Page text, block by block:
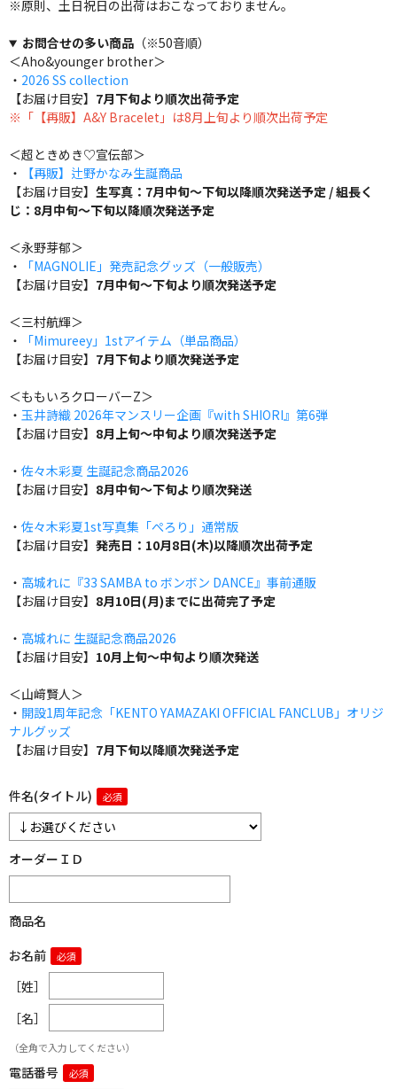
※原則、土日祝日の出荷はおこなっておりません。
お問合せの多い商品（※50音順）
＜Aho&younger brother＞
・ 2026 SS collection
【お届け目安】 7月下旬より順次出荷予定
※「【再販】A&Y Bracelet」は8月上旬より順次出荷予定
＜超ときめき♡宣伝部＞
・
【再販】辻野かなみ生誕商品
【お届け目安】 生写真：7月中旬～下旬以降順次発送予定 / 組長く
じ：8月中旬～下旬以降順次発送予定
＜永野芽郁＞
・
「MAGNOLIE」発売記念グッズ（一般販売）
【お届け目安】 7月中旬～下旬より順次発送予定
＜三村航輝＞
・
「Mimureey」1stアイテム（単品商品）
【お届け目安】 7月下旬より順次発送予定
＜ももいろクローバーZ＞
・ 玉井詩織 2026年マンスリー企画『with SHIORI』第6弾
【お届け目安】 8月上旬～中旬より順次発送予定
・ 佐々木彩夏 生誕記念商品2026
【お届け目安】 8月中旬～下旬より順次発送
・ 佐々木彩夏1st写真集「ぺろり」通常版
【お届け目安】 発売日：10月8日(木)以降順次出荷予定
・ 高城れに『33 SAMBA to ボンボン DANCE』事前通販
【お届け目安】 8月10日(月)までに出荷完了予定
・ 高城れに 生誕記念商品2026
【お届け目安】 10月上旬～中旬より順次発送
＜山﨑賢人＞
・ 開設1周年記念「KENTO YAMAZAKI OFFICIAL FANCLUB」オリジ
ナルグッズ
【お届け目安】 7月下旬以降順次発送予定
件名(タイトル)
オーダーＩＤ
商品名
お名前
［姓］
［名］
（全角で入力してください）
電話番号